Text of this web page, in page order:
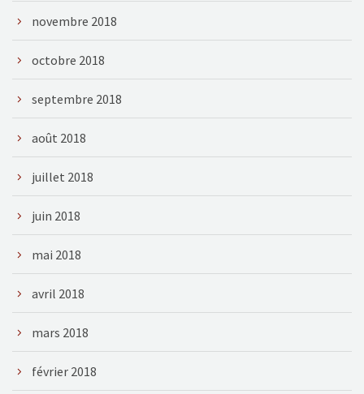
novembre 2018
octobre 2018
septembre 2018
août 2018
juillet 2018
juin 2018
mai 2018
avril 2018
mars 2018
février 2018